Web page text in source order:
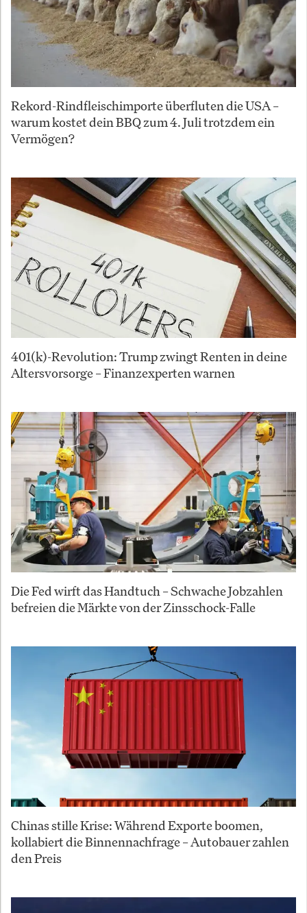
Rekord-Rindfleischimporte überfluten die USA –
warum kostet dein BBQ zum 4. Juli trotzdem ein
Vermögen?
401(k)-Revolution: Trump zwingt Renten in deine
Altersvorsorge – Finanzexperten warnen
Die Fed wirft das Handtuch – Schwache Jobzahlen
befreien die Märkte von der Zinsschock-Falle
Chinas stille Krise: Während Exporte boomen,
kollabiert die Binnennachfrage – Autobauer zahlen
den Preis